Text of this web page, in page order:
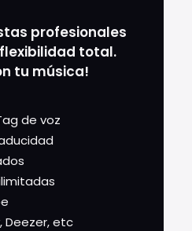
profesionales
total.
tu música!
de voz
Deezer, etc